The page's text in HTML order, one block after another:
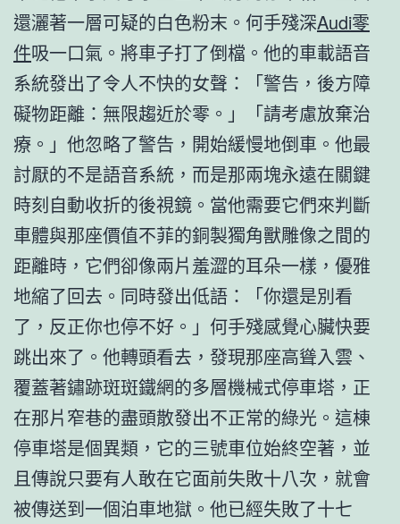
還灑著一層可疑的白色粉末。何手殘深Audi零
件吸一口氣。將車子打了倒檔。他的車載語音
系統發出了令人不快的女聲：「警告，後方障
礙物距離：無限趨近於零。」「請考慮放棄治
療。」他忽略了警告，開始緩慢地倒車。他最
討厭的不是語音系統，而是那兩塊永遠在關鍵
時刻自動收折的後視鏡。當他需要它們來判斷
車體與那座價值不菲的銅製獨角獸雕像之間的
距離時，它們卻像兩片羞澀的耳朵一樣，優雅
地縮了回去。同時發出低語：「你還是別看
了，反正你也停不好。」何手殘感覺心臟快要
跳出來了。他轉頭看去，發現那座高聳入雲、
覆蓋著鏽跡斑斑鐵網的多層機械式停車塔，正
在那片窄巷的盡頭散發出不正常的綠光。這棟
停車塔是個異類，它的三號車位始終空著，並
且傳說只要有人敢在它面前失敗十八次，就會
被傳送到一個泊車地獄。他已經失敗了十七